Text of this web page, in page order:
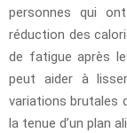
personnes qui
réduction des
de fatigue après
peut aider à
variations brutales
la tenue d’un plan